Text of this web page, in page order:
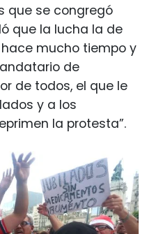
que se congregó
que la lucha la de
mucho tiempo y
de
de todos, el que le
y a los
la protesta”.